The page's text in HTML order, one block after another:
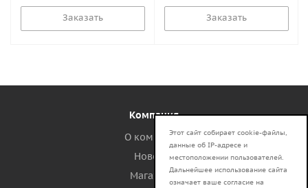
Заказать Заказать
Компания
О компании
Новости
Магазины
Этот сайт собирает cookie-файлы,
данные об IP-адресе и
местоположении пользователей.
Дальнейшее использование сайта
означает ваше согласие на